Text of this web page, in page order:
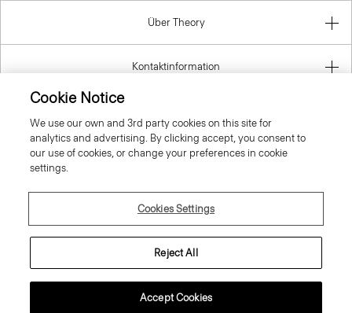
Über Theory
Kontaktinformation
Cookie Notice
We use our own and 3rd party cookies on this site for
analytics and advertising. By clicking accept, you consent to
our use of cookies, or change your preferences in cookie
settings.
Cookies Settings
Reject All
Accept Cookies